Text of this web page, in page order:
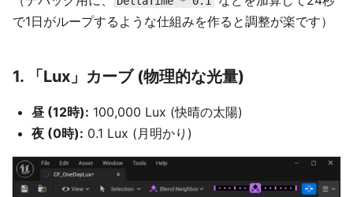
で1日がループするような仕組みを作ると調整が楽です）
1. 「Lux」カーブ (物理的な光量)
昼 (12時): 100,000 Lux (快晴の太陽)
夜 (0時): 0.1 Lux (月明かり)